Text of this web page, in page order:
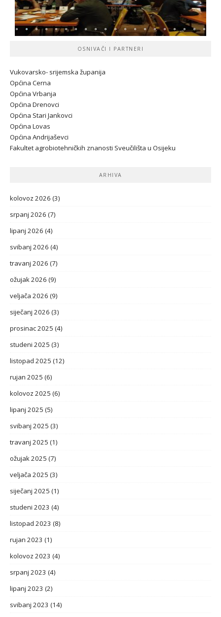
OSNIVAČI I PARTNERI
Vukovarsko- srijemska županija
Općina Cerna
Općina Vrbanja
Općina Drenovci
Općina Stari Jankovci
Općina Lovas
Općina Andrijaševci
Fakultet agrobiotehničkih znanosti Sveučilišta u Osijeku
ARHIVA
kolovoz 2026 (3)
srpanj 2026 (7)
lipanj 2026 (4)
svibanj 2026 (4)
travanj 2026 (7)
ožujak 2026 (9)
veljača 2026 (9)
siječanj 2026 (3)
prosinac 2025 (4)
studeni 2025 (3)
listopad 2025 (12)
rujan 2025 (6)
kolovoz 2025 (6)
lipanj 2025 (5)
svibanj 2025 (3)
travanj 2025 (1)
ožujak 2025 (7)
veljača 2025 (3)
siječanj 2025 (1)
studeni 2023 (4)
listopad 2023 (8)
rujan 2023 (1)
kolovoz 2023 (4)
srpanj 2023 (4)
lipanj 2023 (2)
svibanj 2023 (14)